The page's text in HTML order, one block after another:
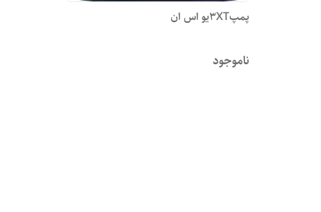
پمپ3XTیو اس ان
ناموجود